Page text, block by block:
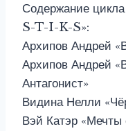
Содержание
S-T-I-K-S»:
Архипов Андрей
Архипов Андрей
Антагонист»
Видина Нелли
Вэй Катэр «Мечты